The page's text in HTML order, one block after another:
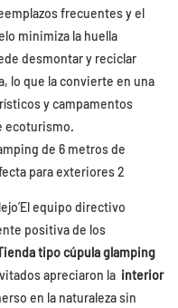
frecuentes y el
minimiza la huella
desmontar y reciclar
lo que la convierte en una
y campamentos
ecoturismo.
equipo directivo
positiva de los
tipo cúpula glamping
apreciaron la interior
en la naturaleza sin